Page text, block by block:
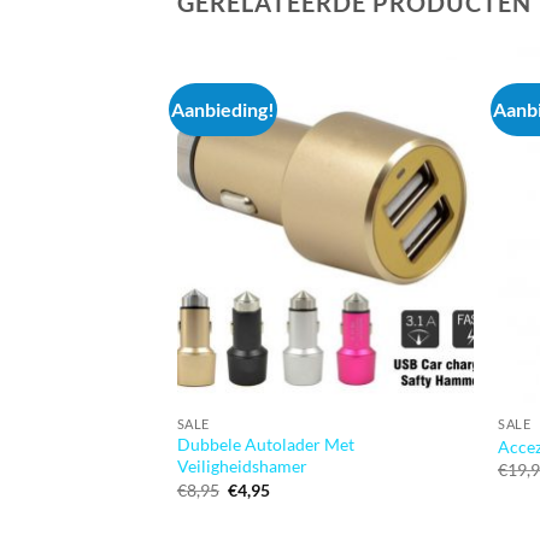
Aanbieding!
SALE
Dubbele Autolader Met
Veiligheidshamer
€8,95 Oorspronkelijke
prijs
€4,95Huidige
SALE
€